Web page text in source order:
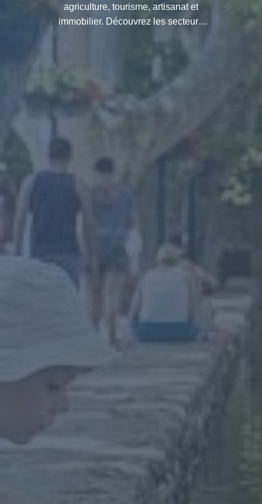
agriculture, tourisme, artisanat et
immobilier. Découvrez les secteurs